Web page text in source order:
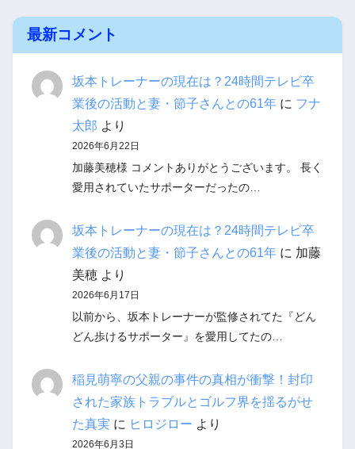
最新コメント
坂本トレーナーの現在は？24時間テレビ卒
業後の活動と妻・節子さんとの61年に フナ
太郎 より
2026年6月22日
加藤美穂様 コメントありがとうございます。 長く
愛用されていたサポーターだったの…
坂本トレーナーの現在は？24時間テレビ卒
業後の活動と妻・節子さんとの61年に 加藤
美穂より
2026年6月17日
以前から、坂本トレーナーが監修されてた『どん
どん歩けるサポーター』を愛用してたの…
稲見萌寧の父親の事件の真相が衝撃！封印
された家族トラブルとゴルフ界を揺るがせ
た真実 に ヒロジロー より
2026年6月3日